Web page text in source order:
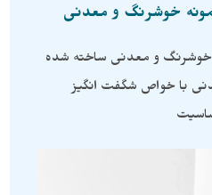
خوشرنگ و معدنی
خوشرنگ و معدنی ساخته شده
با خواص شگفت انگیز